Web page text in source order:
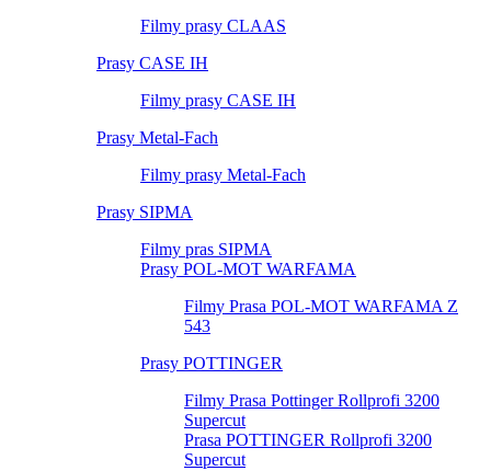
Filmy prasy CLAAS
Prasy CASE IH
Filmy prasy CASE IH
Prasy Metal-Fach
Filmy prasy Metal-Fach
Prasy SIPMA
Filmy pras SIPMA
Prasy POL-MOT WARFAMA
Filmy Prasa POL-MOT WARFAMA Z
543
Prasy POTTINGER
Filmy Prasa Pottinger Rollprofi 3200
Supercut
Prasa POTTINGER Rollprofi 3200
Supercut